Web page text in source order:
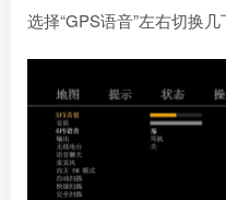
选择“GPS语音”左右切换